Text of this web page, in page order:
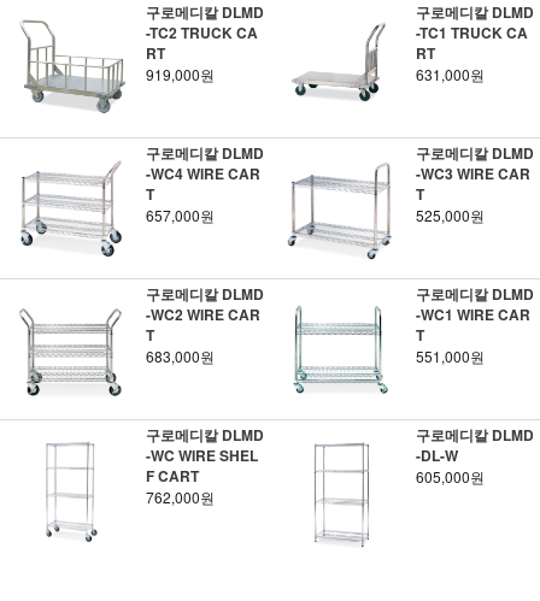
구로메디칼 DLMD
-TC2 TRUCK CA
RT
919,000원
구로메디칼 DLMD
-TC1 TRUCK CA
RT
631,000원
구로메디칼 DLMD
-WC4 WIRE CAR
T
657,000원
구로메디칼 DLMD
-WC3 WIRE CAR
T
525,000원
구로메디칼 DLMD
-WC2 WIRE CAR
T
683,000원
구로메디칼 DLMD
-WC1 WIRE CAR
T
551,000원
구로메디칼 DLMD
-WC WIRE SHEL
F CART
762,000원
구로메디칼 DLMD
-DL-W
605,000원